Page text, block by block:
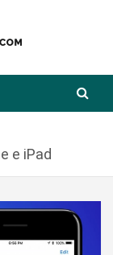
e iPad